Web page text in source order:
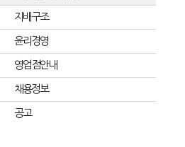
지배구조
윤리경영
영업점안내
채용정보
공고